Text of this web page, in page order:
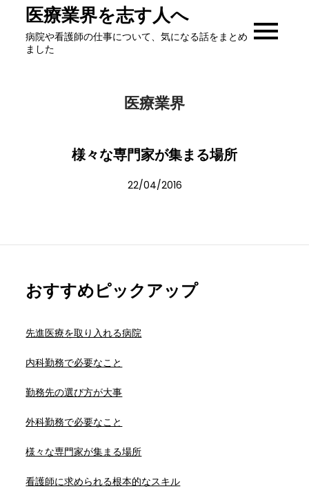
content
医療業界を志す人へ
病院や看護師の仕事について、気になる話をまとめ
ました
医療業界
様々な専門家が集まる場所
22/04/2016
おすすめピックアップ
先進医療を取り入れる病院
内科勤務で必要なこと
勤務先の選び方が大事
外科勤務で必要なこと
様々な専門家が集まる場所
看護師に求められる根本的なスキル